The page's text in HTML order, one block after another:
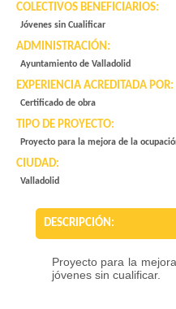
COLECTIVOS BENEFICIARIOS:
Jóvenes sin Cualificar
ADMINISTRACIÓN:
Ayuntamiento de Valladolid
EXPERIENCIA ACREDITADA POR:
Certificado de obra
TIPO DE PROYECTO:
Proyecto para la mejora de la
CIUDAD:
Valladolid
DESCRIPCIÓN:
Proyecto para la
jóvenes sin cualificar.